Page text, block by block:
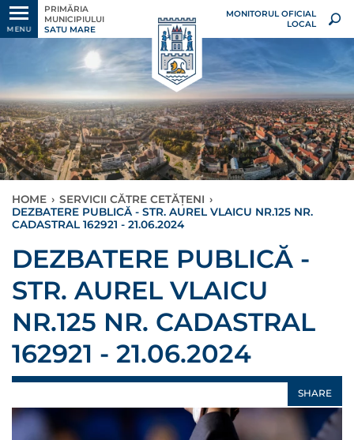
MENU
PRIMĂRIA
MUNICIPIULUI
SATU MARE
MONITORUL OFICIAL
LOCAL
HOME › SERVICII CĂTRE CETĂȚENI ›
DEZBATERE PUBLICĂ - STR. AUREL VLAICU NR.125 NR.
CADASTRAL 162921 - 21.06.2024
DEZBATERE PUBLICĂ -
STR. AUREL VLAICU
NR.125 NR. CADASTRAL
162921 - 21.06.2024
SHARE